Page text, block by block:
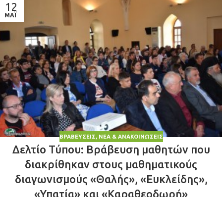
12
ΜΆΙ
ΒΡΑΒΕΎΣΕΙΣ, ΝΈΑ & ΑΝΑΚΟΙΝΏΣΕΙΣ
Δελτίο Τύπου: Βράβευση μαθητών που
διακρίθηκαν στους μαθηματικούς
διαγωνισμούς «Θαλής», «Ευκλείδης»,
«Υπατία» και «Καραθεοδωρή»